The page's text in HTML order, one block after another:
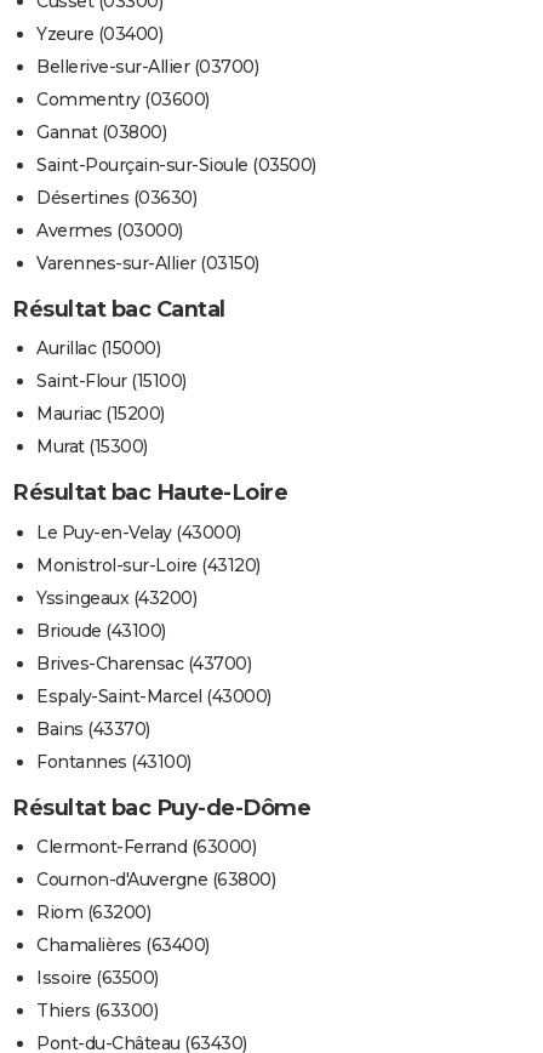
Yzeure (03400)
Bellerive-sur-Allier (03700)
Commentry (03600)
Gannat (03800)
Saint-Pourçain-sur-Sioule (03500)
Désertines (03630)
Avermes (03000)
Varennes-sur-Allier (03150)
Résultat bac Cantal
Aurillac (15000)
Saint-Flour (15100)
Mauriac (15200)
Murat (15300)
Résultat bac Haute-Loire
Le Puy-en-Velay (43000)
Monistrol-sur-Loire (43120)
Yssingeaux (43200)
Brioude (43100)
Brives-Charensac (43700)
Espaly-Saint-Marcel (43000)
Bains (43370)
Fontannes (43100)
Résultat bac Puy-de-Dôme
Clermont-Ferrand (63000)
Cournon-d'Auvergne (63800)
Riom (63200)
Chamalières (63400)
Issoire (63500)
Thiers (63300)
Pont-du-Château (63430)